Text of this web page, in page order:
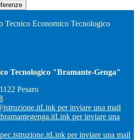
Tecnico Economico Tecnologico
Tecnologico "Bramante-Genga"
Pesaro
Link per inviare una mail
Link per inviare una
Link per inviare una mail